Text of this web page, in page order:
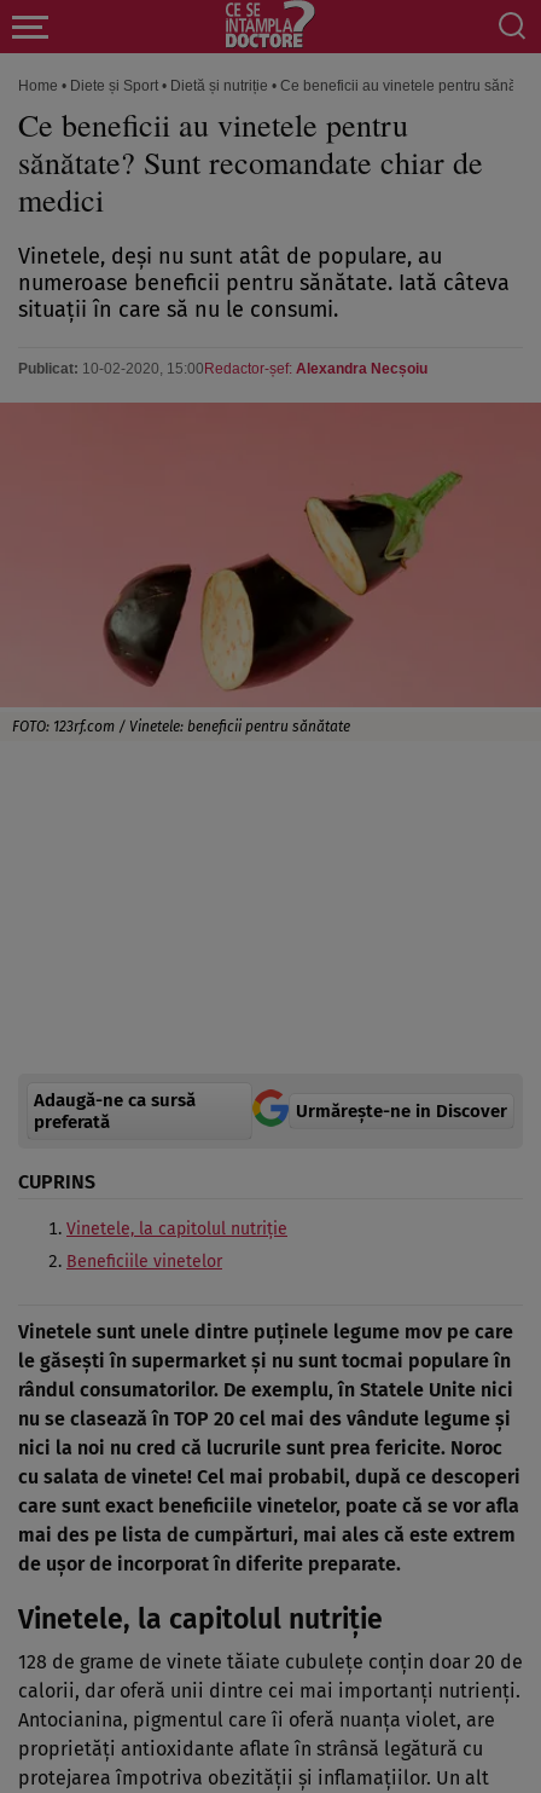
Home • Diete și Sport • Dietă și nutriție • Ce beneficii au vinetele pentru
Ce beneficii au vinetele pentru
sănătate? Sunt recomandate chiar de
medici
Vinetele, deşi nu sunt atât de populare, au
numeroase beneficii pentru sănătate. Iată câteva
situaţii în care să nu le consumi.
Publicat: 10-02-2020, 15:00 Redactor-șef: Alexandra Necșoiu
FOTO: 123rf.com / Vinetele: beneficii pentru sănătate
Adaugă-ne ca sursă
preferată
Urmărește-ne in Discover
CUPRINS
Vinetele, la capitolul nutriţie
Beneficiile vinetelor
Vinetele sunt unele dintre puţinele legume mov pe care
le găseşti în supermarket şi nu sunt tocmai populare în
rândul consumatorilor. De exemplu, în Statele Unite nici
nu se clasează în TOP 20 cel mai des vândute legume şi
nici la noi nu cred că lucrurile sunt prea fericite. Noroc
cu salata de vinete! Cel mai probabil, după ce descoperi
care sunt exact beneficiile vinetelor, poate că se vor afla
mai des pe lista de cumpărturi, mai ales că este extrem
de uşor de incorporat în diferite preparate.
Vinetele, la capitolul nutriţie
128 de grame de vinete tăiate cubuleţe conţin doar 20 de
calorii, dar oferă unii dintre cei mai importanţi nutrienţi.
Antocianina, pigmentul care îi oferă nuanţa violet, are
proprietăţi antioxidante aflate în strânsă legătură cu
protejarea împotriva obezităţii şi inflamaţiilor. Un alt